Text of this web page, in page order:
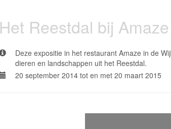
Het Reestdal bij Amaze
Deze expositie in het restaurant Amaze in de
dieren en landschappen uit het Reestdal.
20 september 2014 tot en met 20 maart 2015